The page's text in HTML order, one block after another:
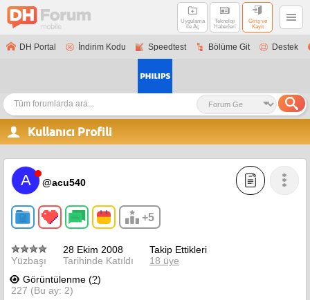
Uygulama
ile Aç
Teknoloji
Haberleri
Giriş ve
Kayıt
DH Portal İndirim Kodu Speedtest Bölüme Git Destek
Kullanıcı Profili
A @acu540
+5
Yüzbaşı
28 Ekim 2008
Tarihinde Katıldı
Takip Ettikleri
18 üye
Görüntülenme (?)
227 (Bu ay: 2)